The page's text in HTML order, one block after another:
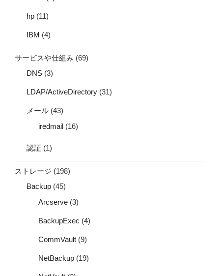
hp (11)
IBM (4)
サービスや仕組み (69)
DNS (3)
LDAP/ActiveDirectory (31)
メール (43)
iredmail (16)
認証 (1)
ストレージ (198)
Backup (45)
Arcserve (3)
BackupExec (4)
CommVault (9)
NetBackup (19)